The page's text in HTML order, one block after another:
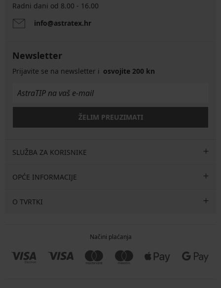
Radni dani od 8.00 - 16.00
info@astratex.hr
Newsletter
Prijavite se na newsletter i osvojite 200 kn
ŽELIM PREUZIMATI
SLUŽBA ZA KORISNIKE
OPĆE INFORMACIJE
O TVRTKI
Načini plaćanja